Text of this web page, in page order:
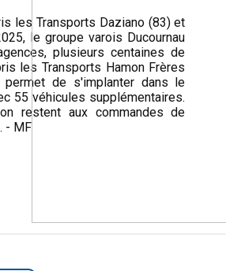
les Transports Daziano (83) et
le groupe varois Ducournau
plusieurs centaines de
les Transports Hamon Frères
de s'implanter dans le
55 véhicules supplémentaires.
restent aux commandes de
- MF